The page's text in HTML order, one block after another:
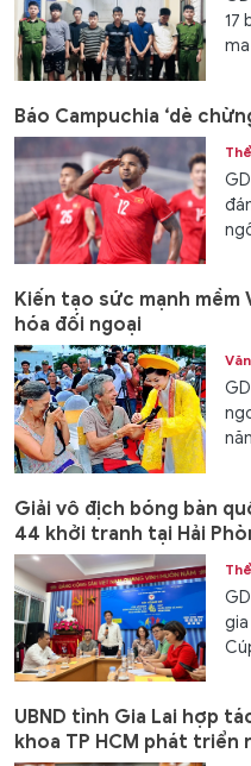
17
Báo Campuchia ‘dè
Kiến tạo sức mạnh mềm
hóa đối ngoại
Giải vô địch bóng bàn
44 khởi tranh tại Hải
UBND tỉnh Gia Lai hợp
khoa TP HCM phát triển